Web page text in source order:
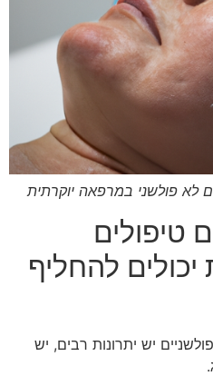
לא פולשני במרפאה יוקרתית
טיפולים
להחליף
יש יתרונות רבים, יש